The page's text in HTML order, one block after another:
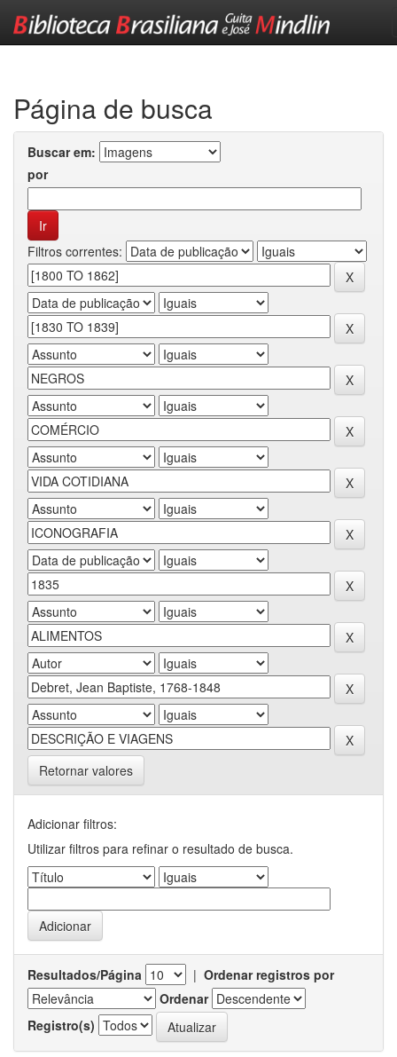
Página de busca
Buscar em:
por
Filtros correntes:
Retornar valores
Adicionar filtros:
Utilizar filtros para refinar o resultado de busca.
Resultados/Página | Ordenar registros por
Ordenar
Registro(s)